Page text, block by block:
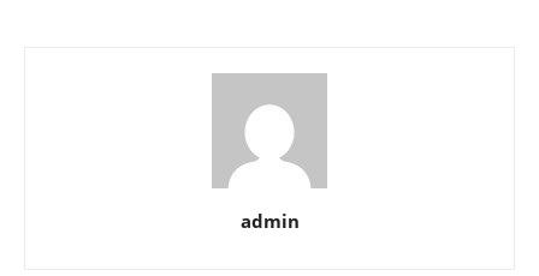
admin